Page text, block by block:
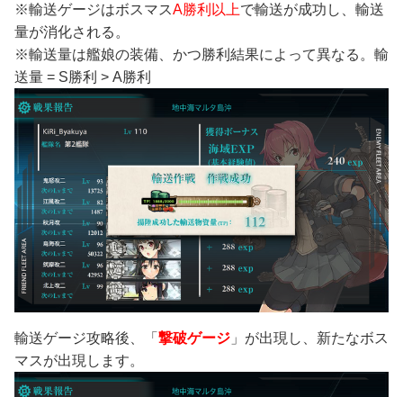
※輸送ゲージはボスマスA勝利以上で輸送が成功し、輸送
量が消化される。
※輸送量は艦娘の装備、かつ勝利結果によって異なる。輸
送量 = S勝利 > A勝利
輸送ゲージ攻略後、「 撃破ゲージ 」が出現し、新たなボス
マスが出現します。